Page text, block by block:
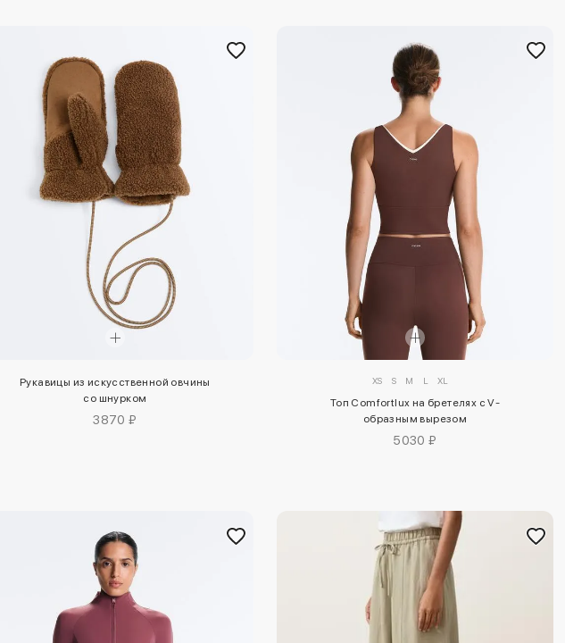
Рукавицы из искусственной овчины
со шнурком
3870 ₽
XS S M L XL
Топ Comfortlux на бретелях с V-
образным вырезом
5030 ₽